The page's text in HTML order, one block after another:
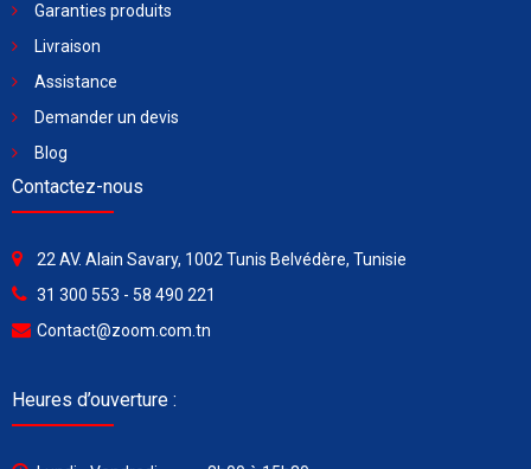
Garanties produits
Livraison
Assistance
Demander un devis
Blog
Contactez-nous
22 AV. Alain Savary, 1002 Tunis Belvédère, Tunisie
31 300 553 - 58 490 221
Contact@zoom.com.tn
Heures d’ouverture :